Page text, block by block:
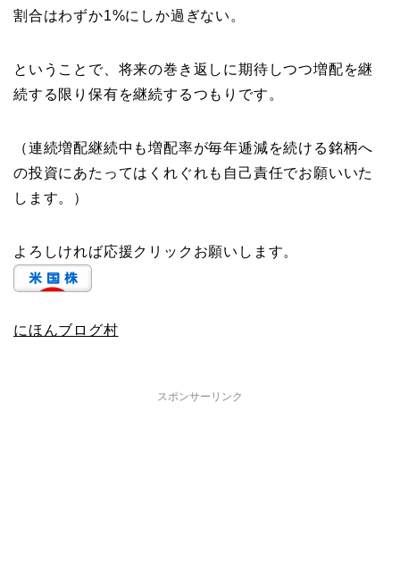
割合はわずか1%にしか過ぎない。
ということで、将来の巻き返しに期待しつつ増配を継
続する限り保有を継続するつもりです。
（連続増配継続中も増配率が毎年逓減を続ける銘柄へ
の投資にあたってはくれぐれも自己責任でお願いいた
します。）
よろしければ応援クリックお願いします。
にほんブログ村
スポンサーリンク